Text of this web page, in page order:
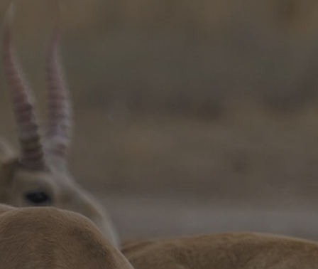
Чёрные земли